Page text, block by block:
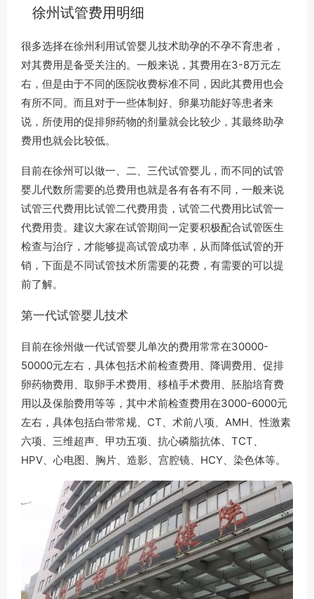
徐州试管费用明细
很多选择在徐州利用试管婴儿技术助孕的不孕不育患者，
对其费用是备受关注的。一般来说，其费用在3-8万元左
右，但是由于不同的医院收费标准不同，因此其费用也会
有所不同。而且对于一些体制好、卵巢功能好等患者来
说，所使用的促排卵药物的剂量就会比较少，其最终助孕
费用也就会比较低。
目前在徐州可以做一、二、三代试管婴儿，而不同的试管
婴儿代数所需要的总费用也就是各有各有不同，一般来说
试管三代费用比试管二代费用贵，试管二代费用比试管一
代费用贵。建议大家在试管期间一定要积极配合试管医生
检查与治疗，才能够提高试管成功率，从而降低试管的开
销，下面是不同试管技术所需要的花费，有需要的可以提
前了解。
第一代试管婴儿技术
目前在徐州做一代试管婴儿单次的费用常常在30000-
50000元左右，具体包括术前检查费用、降调费用、促排
卵药物费用、取卵手术费用、移植手术费用、胚胎培育费
用以及保胎费用等等，其中术前检查费用在3000-6000元
左右，具体包括白带常规、CT、术前八项、AMH、性激素
六项、三维超声、甲功五项、抗心磷脂抗体、TCT、
HPV、心电图、胸片、造影、宫腔镜、HCY、染色体等。